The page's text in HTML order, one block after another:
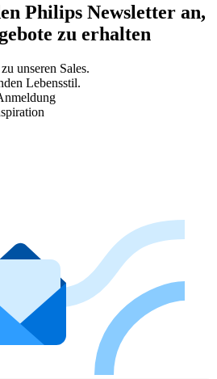
Philips Newsletter an,
zu erhalten
unseren Sales.
Lebensstil.